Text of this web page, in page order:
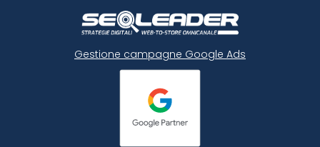
Gestione campagne Google Ads